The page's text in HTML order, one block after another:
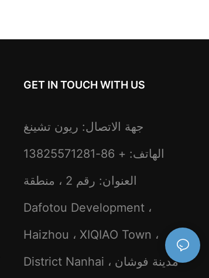
GET IN TOUCH WITH US
جهة الاتصال: ريون تشينغ
الهاتف: + 86-13825571281
العنوان: رقم 2 ، منطقة
Dafotou Development ،
Haizhou ، XIQIAO Town ،
District Nanhai ، مدينة فوشان